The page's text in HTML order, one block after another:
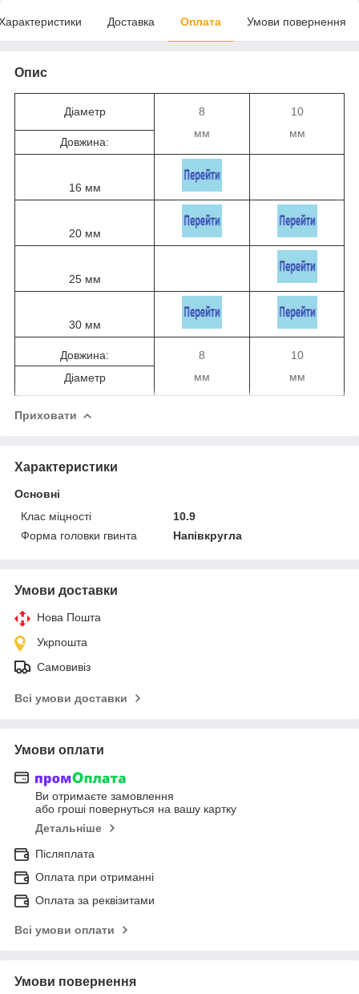
Доставка Оплата Умови повернення
Опис
Діаметр
8
мм
10
мм
Довжина:
16 мм
20 мм
25 мм
30 мм
Довжина:
8
мм
10
мм
Діаметр
Приховати
Характеристики
Основні
Клас міцності
10.9
Форма головки гвинта
Напівкругла
Умови доставки
Нова Пошта
Укрпошта
Самовивіз
Всі умови доставки
Умови оплати
Ви отримаєте замовлення
або гроші повернуться на вашу картку
Детальніше
Післяплата
Оплата при отриманні
Оплата за реквізитами
Всі умови оплати
Умови повернення